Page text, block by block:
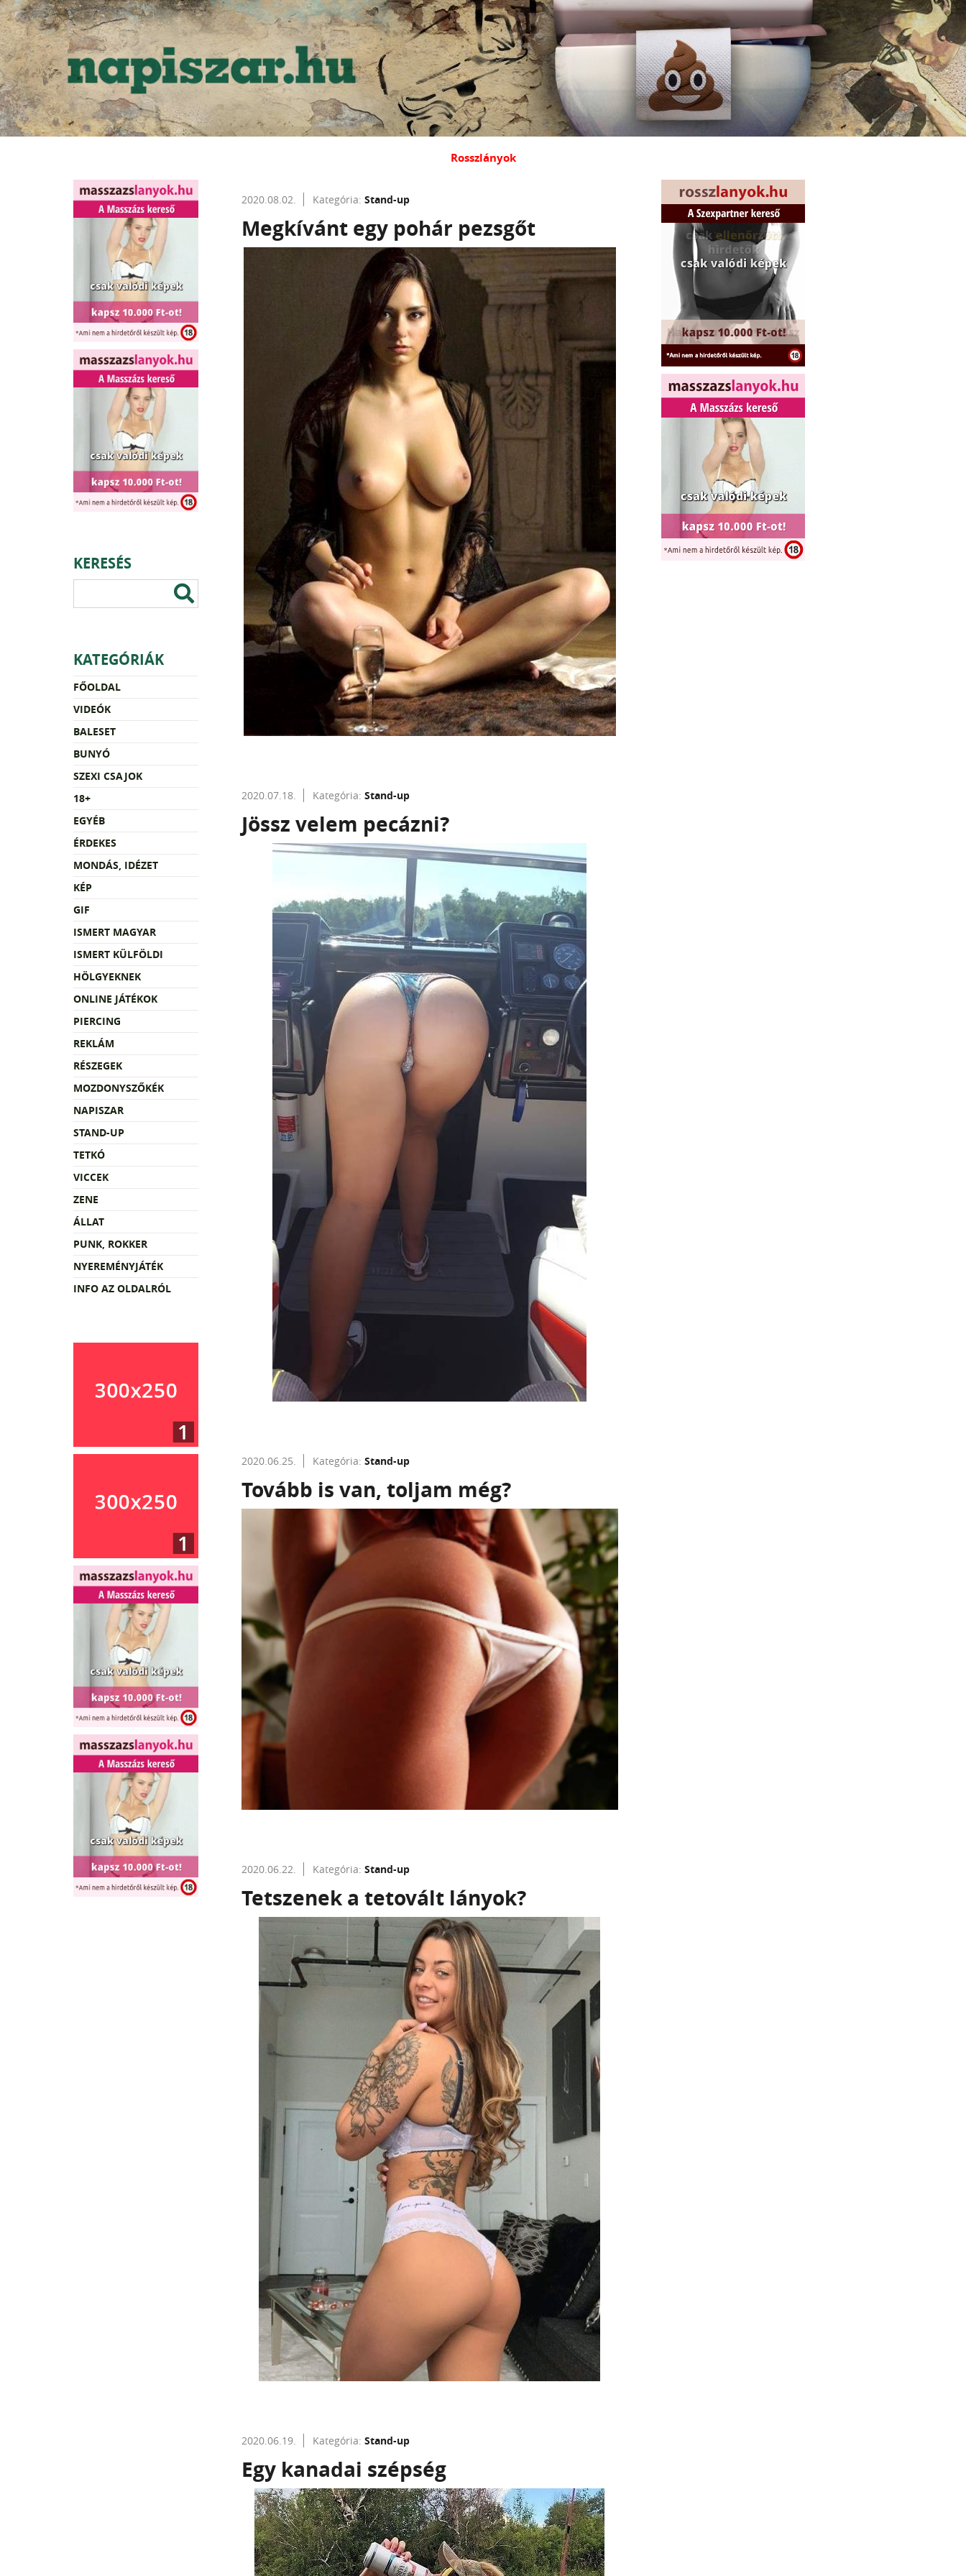
Rosszlányok
KERESÉS
KATEGÓRIÁK
FŐOLDAL
VIDEÓK
BALESET
BUNYÓ
SZEXI CSAJOK
18+
EGYÉB
ÉRDEKES
MONDÁS, IDÉZET
KÉP
GIF
ISMERT MAGYAR
ISMERT KÜLFÖLDI
HÖLGYEKNEK
ONLINE JÁTÉKOK
PIERCING
REKLÁM
RÉSZEGEK
MOZDONYSZŐKÉK
NAPISZAR
STAND-UP
TETKÓ
VICCEK
ZENE
ÁLLAT
PUNK, ROKKER
NYEREMÉNYJÁTÉK
INFO AZ OLDALRÓL
2020.08.02. Kategória: Stand-up
Megkívánt egy pohár pezsgőt
2020.07.18. Kategória: Stand-up
Jössz velem pecázni?
2020.06.25. Kategória: Stand-up
Tovább is van, toljam még?
2020.06.22. Kategória: Stand-up
Tetszenek a tetovált lányok?
2020.06.19. Kategória: Stand-up
Egy kanadai szépség